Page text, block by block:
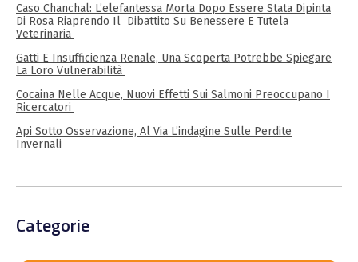
Caso Chanchal: L’elefantessa Morta Dopo Essere Stata Dipinta
Di Rosa Riaprendo Il Dibattito Su Benessere E Tutela
Veterinaria
Gatti E Insufficienza Renale, Una Scoperta Potrebbe Spiegare
La Loro Vulnerabilità
Cocaina Nelle Acque, Nuovi Effetti Sui Salmoni Preoccupano I
Ricercatori
Api Sotto Osservazione, Al Via L’indagine Sulle Perdite
Invernali
Categorie